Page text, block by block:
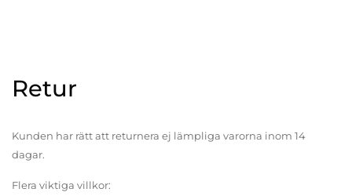
Retur
Kunden har rätt att returnera ej lämpliga varorna inom 14
dagar.
Flera viktiga villkor: